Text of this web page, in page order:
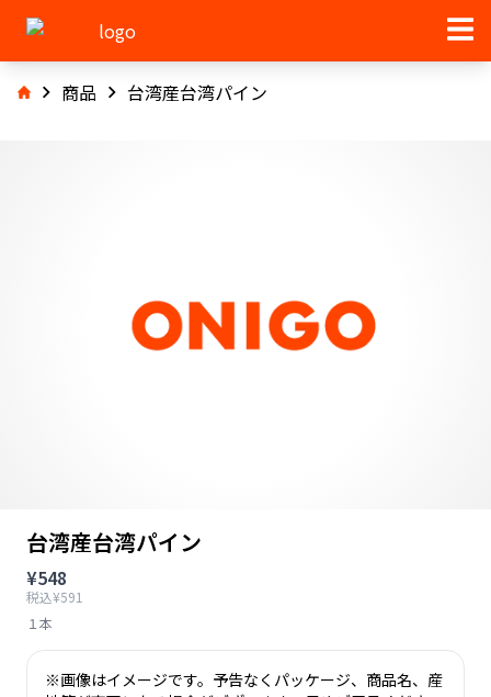
商品 台湾産台湾パイン
台湾産台湾パイン
¥548
税込¥591
１本
※画像はイメージです。予告なくパッケージ、商品名、産